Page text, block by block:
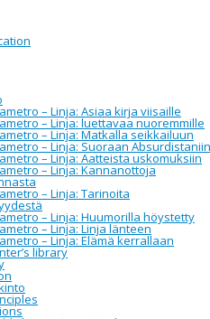
– Linja: Asiaa kirja viisaille
– Linja: luettavaa nuoremmille
– Linja: Matkalla seikkailuun
– Linja: Suoraan Absurdistaniin
– Linja: Aatteista uskomuksiin
– Linja: Kannanottoja
– Linja: Tarinoita
– Linja: Huumorilla höystetty
– Linja: Linja länteen
– Linja: Elämä kerrallaan
library
Oulun
8.8.2015 klo 12 alkaen
8.8.2015